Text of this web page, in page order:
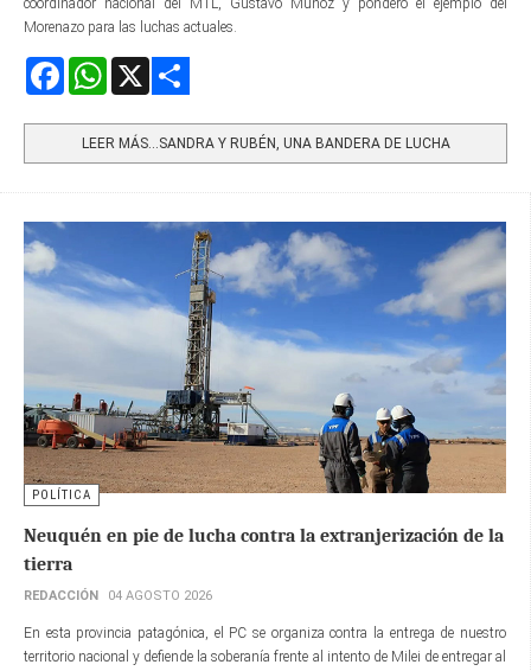
coordinador nacional del MTL, Gustavo Muñoz y ponderó el ejemplo del
Morenazo para las luchas actuales.
FacebookWhatsApp
LEER MÁS…SANDRA Y RUBÉN, UNA BANDERA DE LUCHA
POLÍTICA
Neuquén en pie de lucha contra la extranjerización de la
tierra
REDACCIÓN 04 AGOSTO 2026
En esta provincia patagónica, el PC se organiza contra la entrega de nuestro
territorio nacional y defiende la soberanía frente al intento de Milei de entregar al